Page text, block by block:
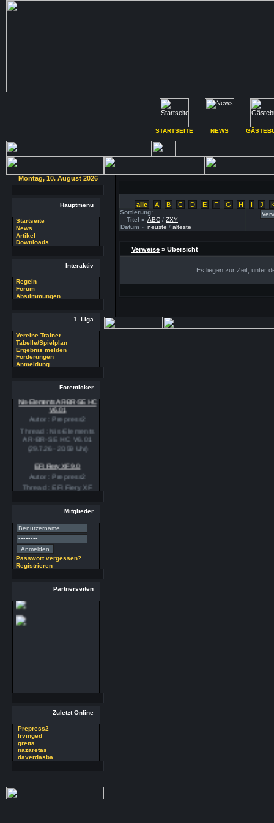
STARTSEITE NEWS
Montag, 10. August 2026
Hauptmenü
Startseite
News
Artikel
Downloads
Interaktiv
Regeln
Forum
Abstimmungen
1. Liga
Vereine Trainer
Tabelle/Spielplan
Ergebnis melden
Forderungen
Anmeldung
Forenticker
Nis-Elements AR-BR-SE HC
V6.01
Autor : Prepress2
AR-BR-SE HC V6.01
(29.7.26 - 20:59 Uhr)
EFI Fiery XF 9.0
Autor : Prepress2
Thread : EFI Fiery XF
9.0
Autor : Prepress2
Thread : PSSE 36.3.1
(29.7.26 - 20:58 Uhr)
29 RSoft v2025
Thread : 29 RSoft
Mitglieder
Passwort vergessen?
Registrieren
Partnerseiten
Zuletzt Online
Prepress2
Irvinged
gretta
nazaretas
daverdasba
alle A B C D E F G H I J
Sortierung:
Titel » ABC / ZXY
Datum » neuste / älteste
Verweise » Übersicht
Es liegen zur Zeit, unter